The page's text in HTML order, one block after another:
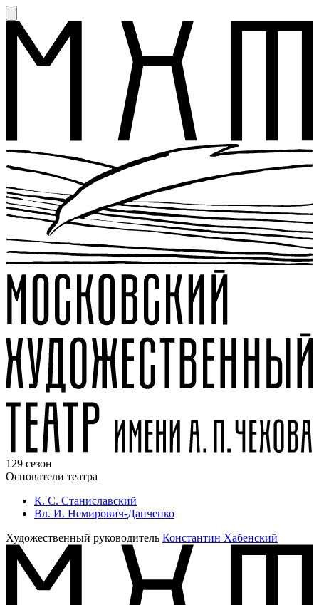
129 сезон
Основатели театра
К. С. Станиславский
Вл. И. Немирович-Данченко
Художественный руководитель Константин Хабенский